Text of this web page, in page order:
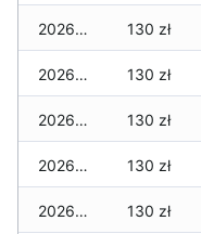
2026-05-28 130 zł
2026-05-27 130 zł
2026-05-26 130 zł
2026-05-25 130 zł
2026-05-24 130 zł